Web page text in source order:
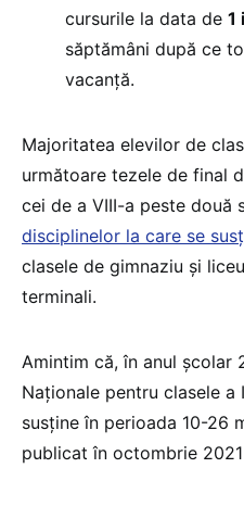
cursurile la data de 1
săptămâni după ce
vacanță.
Majoritatea elevilor de
următoare tezele de final
cei de a VIII-a peste două
disciplinelor la care se
clasele de gimnaziu și
terminali.
Amintim că, în anul școlar
Naționale pentru clasele a
susține în perioada 10-26
publicat în octombrie